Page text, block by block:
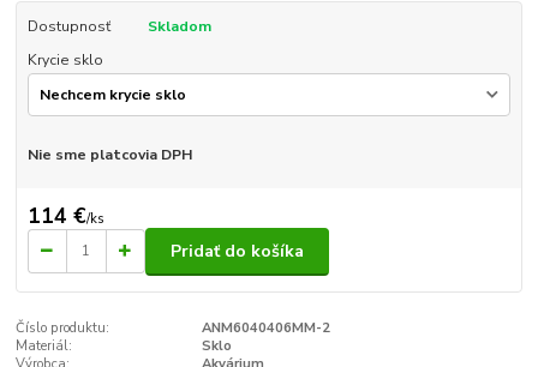
Dostupnosť
Skladom
Krycie sklo
Nie sme platcovia DPH
114 €/ks
Pridať do košíka
Číslo produktu:
ANM6040406MM-2
Materiál:
Sklo